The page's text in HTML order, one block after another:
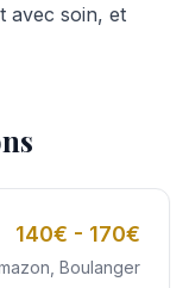
avec soin, et
140€ - 170€
Boulanger